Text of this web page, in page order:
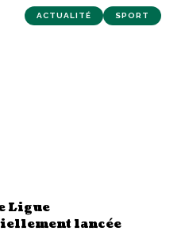
ACTUALITÉ SPORT
Ligue
lancée